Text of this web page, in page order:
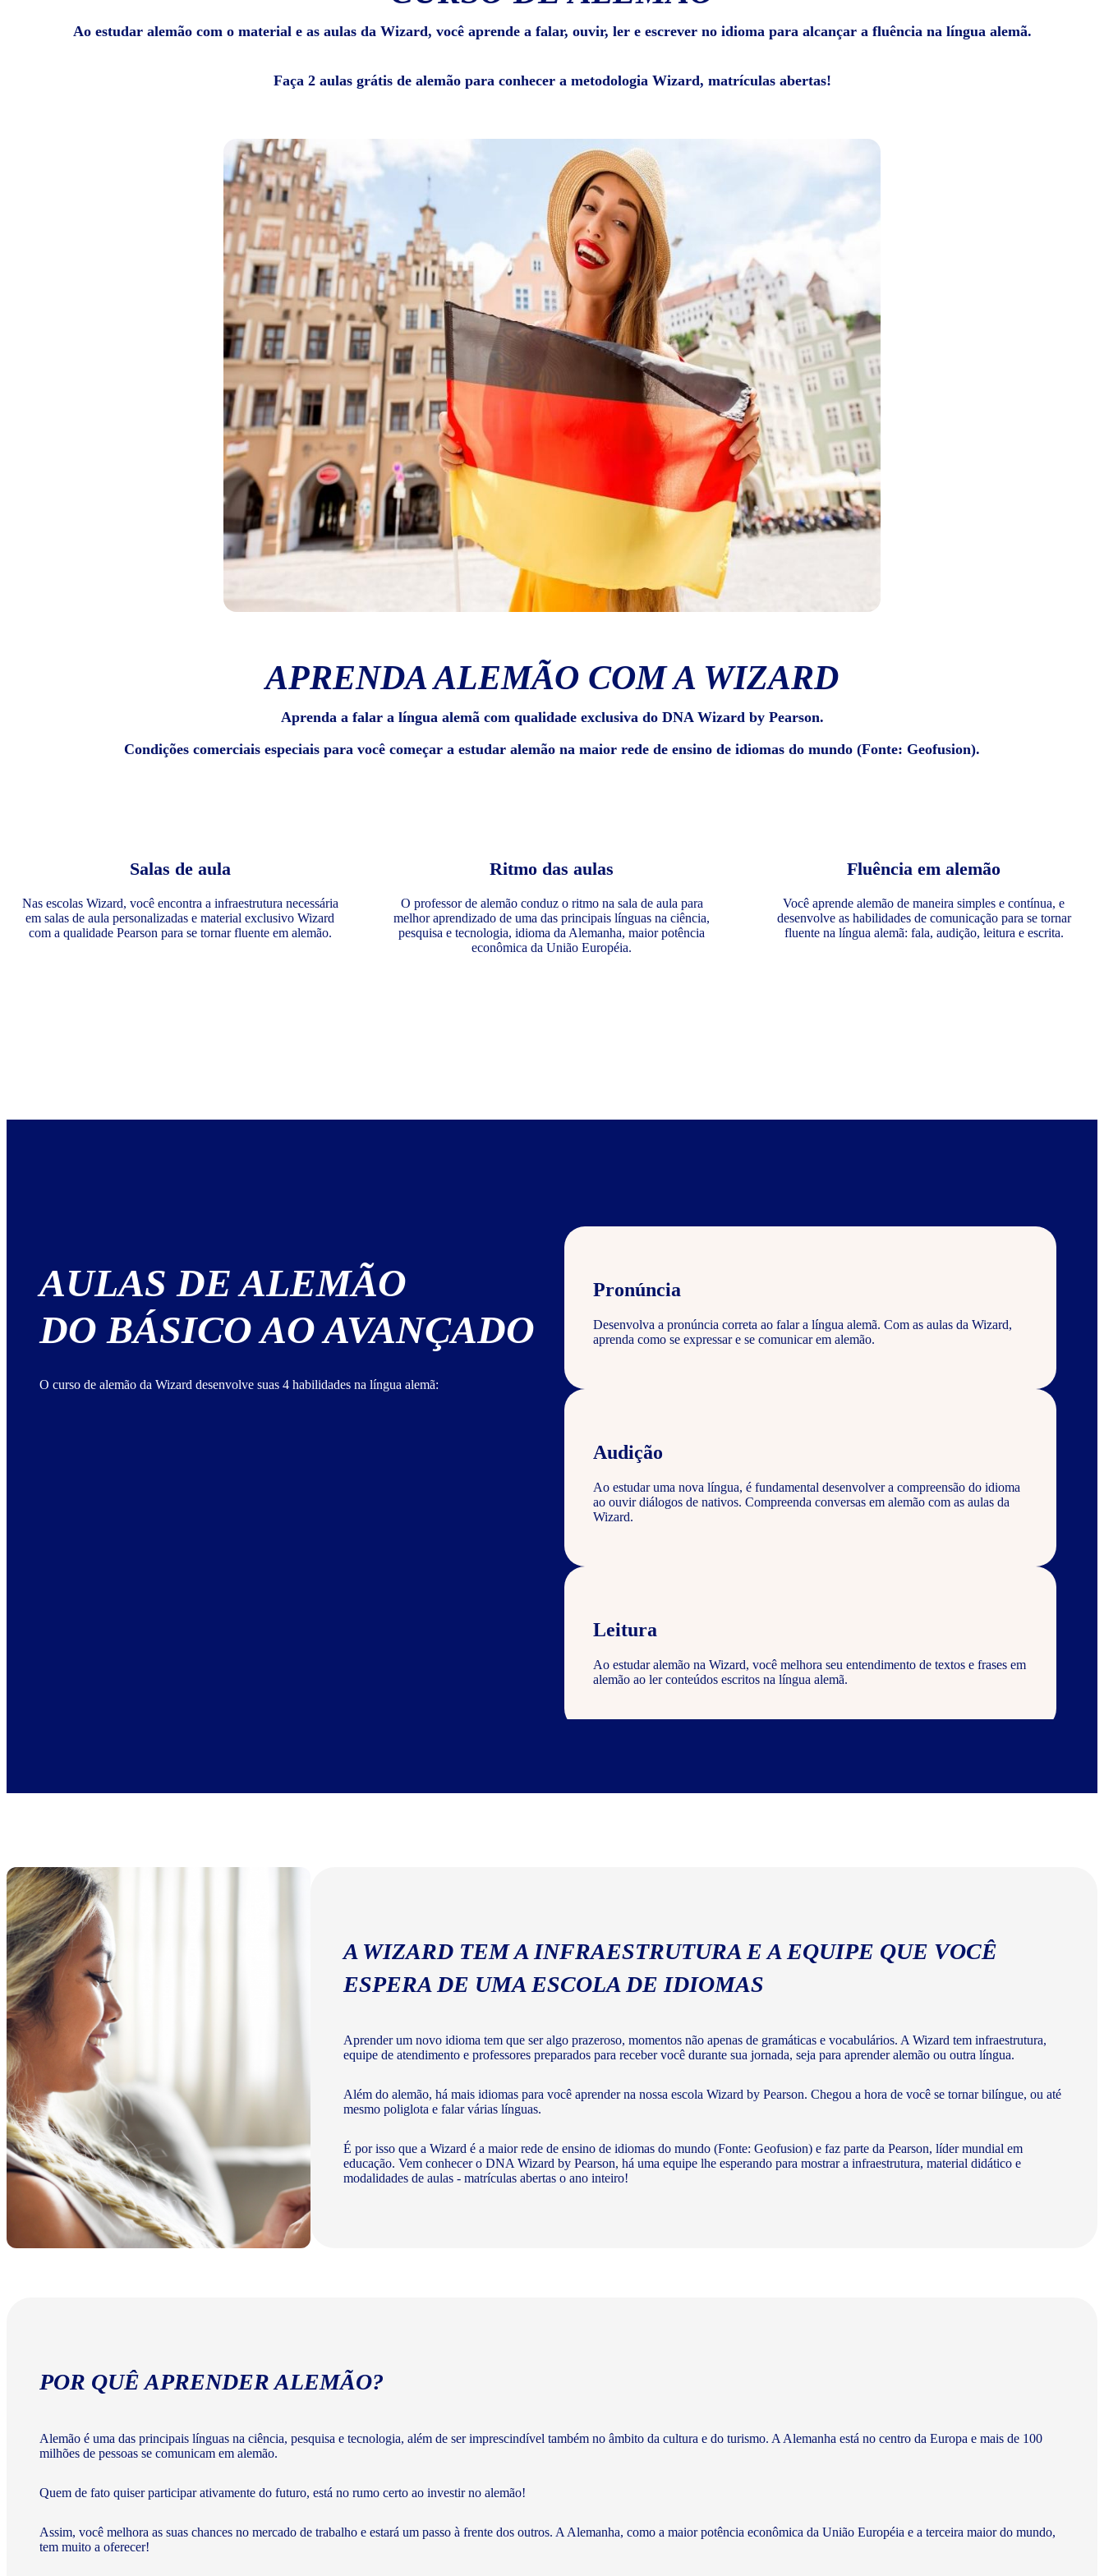
Ao estudar alemão com o material e as aulas da Wizard, você aprende a falar, ouvir, ler e escrever no idioma para alcançar a fluência na língua alemã.
Faça 2 aulas grátis de alemão para conhecer a metodologia Wizard, matrículas abertas!
APRENDA ALEMÃO COM A WIZARD
Aprenda a falar a língua alemã com qualidade exclusiva do DNA Wizard by Pearson.
Condições comerciais especiais para você começar a estudar alemão na maior rede de ensino de idiomas do mundo (Fonte: Geofusion).
Salas de aula
Nas escolas Wizard, você encontra a infraestrutura necessária
em salas de aula personalizadas e material exclusivo Wizard
com a qualidade Pearson para se tornar fluente em alemão.
Ritmo das aulas
O professor de alemão conduz o ritmo na sala de aula para
melhor aprendizado de uma das principais línguas na ciência,
pesquisa e tecnologia, idioma da Alemanha, maior potência
econômica da União Européia.
Fluência em alemão
Você aprende alemão de maneira simples e contínua, e
desenvolve as habilidades de comunicação para se tornar
fluente na língua alemã: fala, audição, leitura e escrita.
AULAS DE ALEMÃO
DO BÁSICO AO AVANÇADO
O curso de alemão da Wizard desenvolve suas 4 habilidades na língua alemã:
Pronúncia
Desenvolva a pronúncia correta ao falar a língua alemã. Com as aulas da Wizard,
aprenda como se expressar e se comunicar em alemão.
Audição
Ao estudar uma nova língua, é fundamental desenvolver a compreensão do idioma
ao ouvir diálogos de nativos. Compreenda conversas em alemão com as aulas da
Wizard.
Leitura
Ao estudar alemão na Wizard, você melhora seu entendimento de textos e frases em
alemão ao ler conteúdos escritos na língua alemã.
Escrita
A WIZARD TEM A INFRAESTRUTURA E A EQUIPE QUE VOCÊ
ESPERA DE UMA ESCOLA DE IDIOMAS
Aprender um novo idioma tem que ser algo prazeroso, momentos não apenas de gramáticas e vocabulários. A Wizard tem infraestrutura,
equipe de atendimento e professores preparados para receber você durante sua jornada, seja para aprender alemão ou outra língua.
Além do alemão, há mais idiomas para você aprender na nossa escola Wizard by Pearson. Chegou a hora de você se tornar bilíngue, ou até
mesmo poliglota e falar várias línguas.
É por isso que a Wizard é a maior rede de ensino de idiomas do mundo (Fonte: Geofusion) e faz parte da Pearson, líder mundial em
educação. Vem conhecer o DNA Wizard by Pearson, há uma equipe lhe esperando para mostrar a infraestrutura, material didático e
modalidades de aulas - matrículas abertas o ano inteiro!
POR QUÊ APRENDER ALEMÃO?
Alemão é uma das principais línguas na ciência, pesquisa e tecnologia, além de ser imprescindível também no âmbito da cultura e do turismo. A Alemanha está no centro da Europa e mais de 100
milhões de pessoas se comunicam em alemão.
Quem de fato quiser participar ativamente do futuro, está no rumo certo ao investir no alemão!
Assim, você melhora as suas chances no mercado de trabalho e estará um passo à frente dos outros. A Alemanha, como a maior potência econômica da União Européia e a terceira maior do mundo,
tem muito a oferecer!​